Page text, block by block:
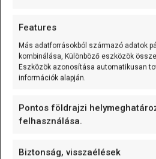
Features
Más adatforrásokból származó adatok
kombinálása, Különböző eszközök
Eszközök azonosítása automatikusan
információk alapján.
Pontos földrajzi
felhasználása.
Biztonság, visszaélések
valami nagyobb váltásnak
március 9-énbejelentett